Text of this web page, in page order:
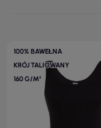
100% BAWEŁNA
KRÓJ TALIOWANY
160 G/M²